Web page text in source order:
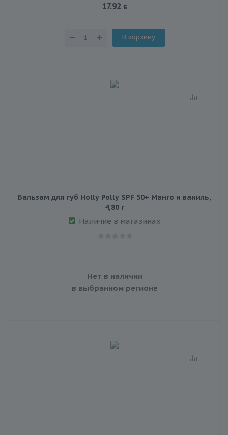
17.92
В корзину
Бальзам для губ Holly Polly SPF 50+ Манго и ваниль,
4,80 г
Наличие в магазинах
Нет в наличии
в выбранном регионе